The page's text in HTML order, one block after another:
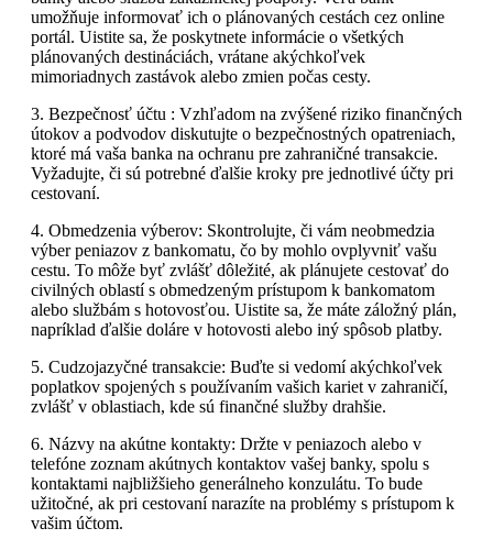
umožňuje informovať ich o plánovaných cestách cez online
portál. Uistite sa, že poskytnete informácie o všetkých
plánovaných destináciách, vrátane akýchkoľvek
mimoriadnych zastávok alebo zmien počas cesty.
3. Bezpečnosť účtu : Vzhľadom na zvýšené riziko finančných
útokov a podvodov diskutujte o bezpečnostných opatreniach,
ktoré má vaša banka na ochranu pre zahraničné transakcie.
Vyžadujte, či sú potrebné ďalšie kroky pre jednotlivé účty pri
cestovaní.
4. Obmedzenia výberov: Skontrolujte, či vám neobmedzia
výber peniazov z bankomatu, čo by mohlo ovplyvniť vašu
cestu. To môže byť zvlášť dôležité, ak plánujete cestovať do
civilných oblastí s obmedzeným prístupom k bankomatom
alebo službám s hotovosťou. Uistite sa, že máte záložný plán,
napríklad ďalšie doláre v hotovosti alebo iný spôsob platby.
5. Cudzojazyčné transakcie: Buďte si vedomí akýchkoľvek
poplatkov spojených s používaním vašich kariet v zahraničí,
zvlášť v oblastiach, kde sú finančné služby drahšie.
6. Názvy na akútne kontakty: Držte v peniazoch alebo v
telefóne zoznam akútnych kontaktov vašej banky, spolu s
kontaktami najbližšieho generálneho konzulátu. To bude
užitočné, ak pri cestovaní narazíte na problémy s prístupom k
vašim účtom.